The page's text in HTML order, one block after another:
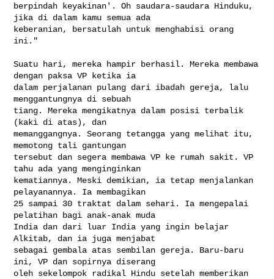
berpindah keyakinan'. Oh saudara-saudara Hinduku,
jika di dalam kamu semua ada
keberanian, bersatulah untuk menghabisi orang
ini."
Suatu hari, mereka hampir berhasil. Mereka membawa
dengan paksa VP ketika ia
dalam perjalanan pulang dari ibadah gereja, lalu
menggantungnya di sebuah
tiang. Mereka mengikatnya dalam posisi terbalik
(kaki di atas), dan
memanggangnya. Seorang tetangga yang melihat itu,
memotong tali gantungan
tersebut dan segera membawa VP ke rumah sakit. VP
tahu ada yang menginginkan
kematiannya. Meski demikian, ia tetap menjalankan
pelayanannya. Ia membagikan
25 sampai 30 traktat dalam sehari. Ia mengepalai
pelatihan bagi anak-anak muda
India dan dari luar India yang ingin belajar
Alkitab, dan ia juga menjabat
sebagai gembala atas sembilan gereja. Baru-baru
ini, VP dan sopirnya diserang
oleh sekelompok radikal Hindu setelah memberikan